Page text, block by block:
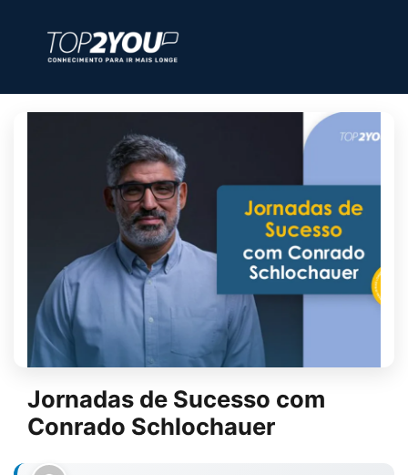
Jornadas de Sucesso com
Conrado Schlochauer